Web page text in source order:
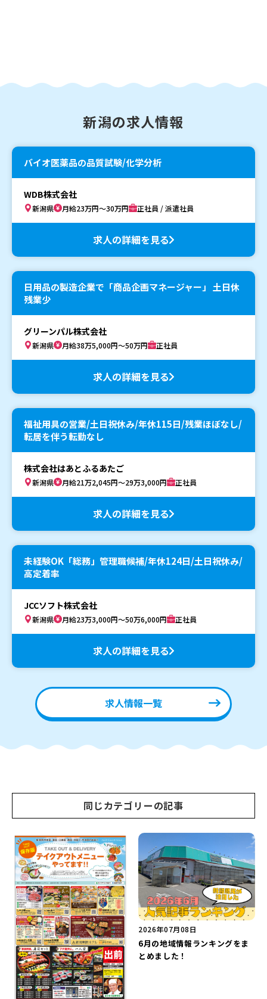
新潟の求人情報
バイオ医薬品の品質試験/化学分析
WDB株式会社
新潟県 月給23万円～30万円 正社員 / 派遣社員
求人の詳細を見る
日用品の製造企業で「商品企画マネージャー」 土日休
残業少
グリーンパル株式会社
新潟県 月給38万5,000円～50万円 正社員
求人の詳細を見る
福祉用具の営業/土日祝休み/年休115日/残業ほぼなし/
転居を伴う転勤なし
株式会社はあとふるあたご
新潟県 月給21万2,045円～29万3,000円 正社員
求人の詳細を見る
未経験OK「総務」管理職候補/年休124日/土日祝休み/
高定着率
JCCソフト株式会社
新潟県 月給23万3,000円～50万6,000円 正社員
求人の詳細を見る
求人情報一覧
同じカテゴリーの記事
2026年07月08日
6月の地域情報ランキングをま
とめました！